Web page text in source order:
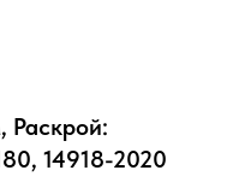
Раскрой:
14918-2020